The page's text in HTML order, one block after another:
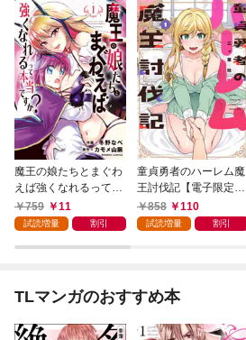
魔王の娘たちとまぐわ
えば強くなれるって本
当ですか？【特典ペー
パー付き】【カラーペ
759 11
試読増量 割引
童貞勇者のハーレム魔
王討伐記【電子限定特
典付き】 (1)
858 110
試読増量 割引
TLマンガのおすすめ本